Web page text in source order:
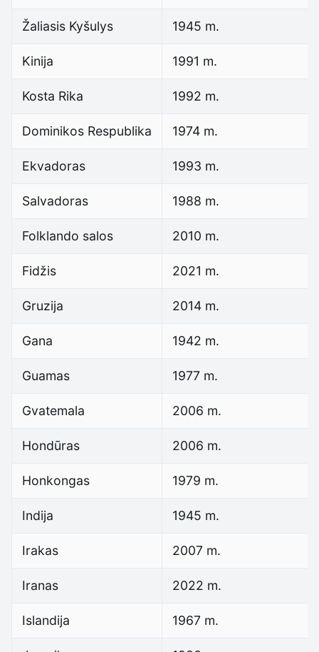
Žaliasis Kyšulys 1945 m.
Kinija 1991 m.
Kosta Rika 1992 m.
Dominikos Respublika 1974 m.
Ekvadoras 1993 m.
Salvadoras 1988 m.
Folklando salos 2010 m.
Fidžis 2021 m.
Gruzija 2014 m.
Gana 1942 m.
Guamas 1977 m.
Gvatemala 2006 m.
Hondūras 2006 m.
Honkongas 1979 m.
Indija 1945 m.
Irakas 2007 m.
Iranas 2022 m.
Islandija 1967 m.